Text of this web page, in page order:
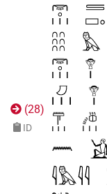
(28)
ID